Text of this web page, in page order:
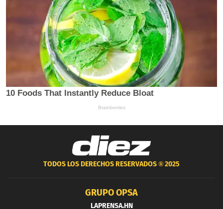
TODOS LOS DERECHOS RESERVADOS ®2025
GRUPO OPSA
LAPRENSA.HN